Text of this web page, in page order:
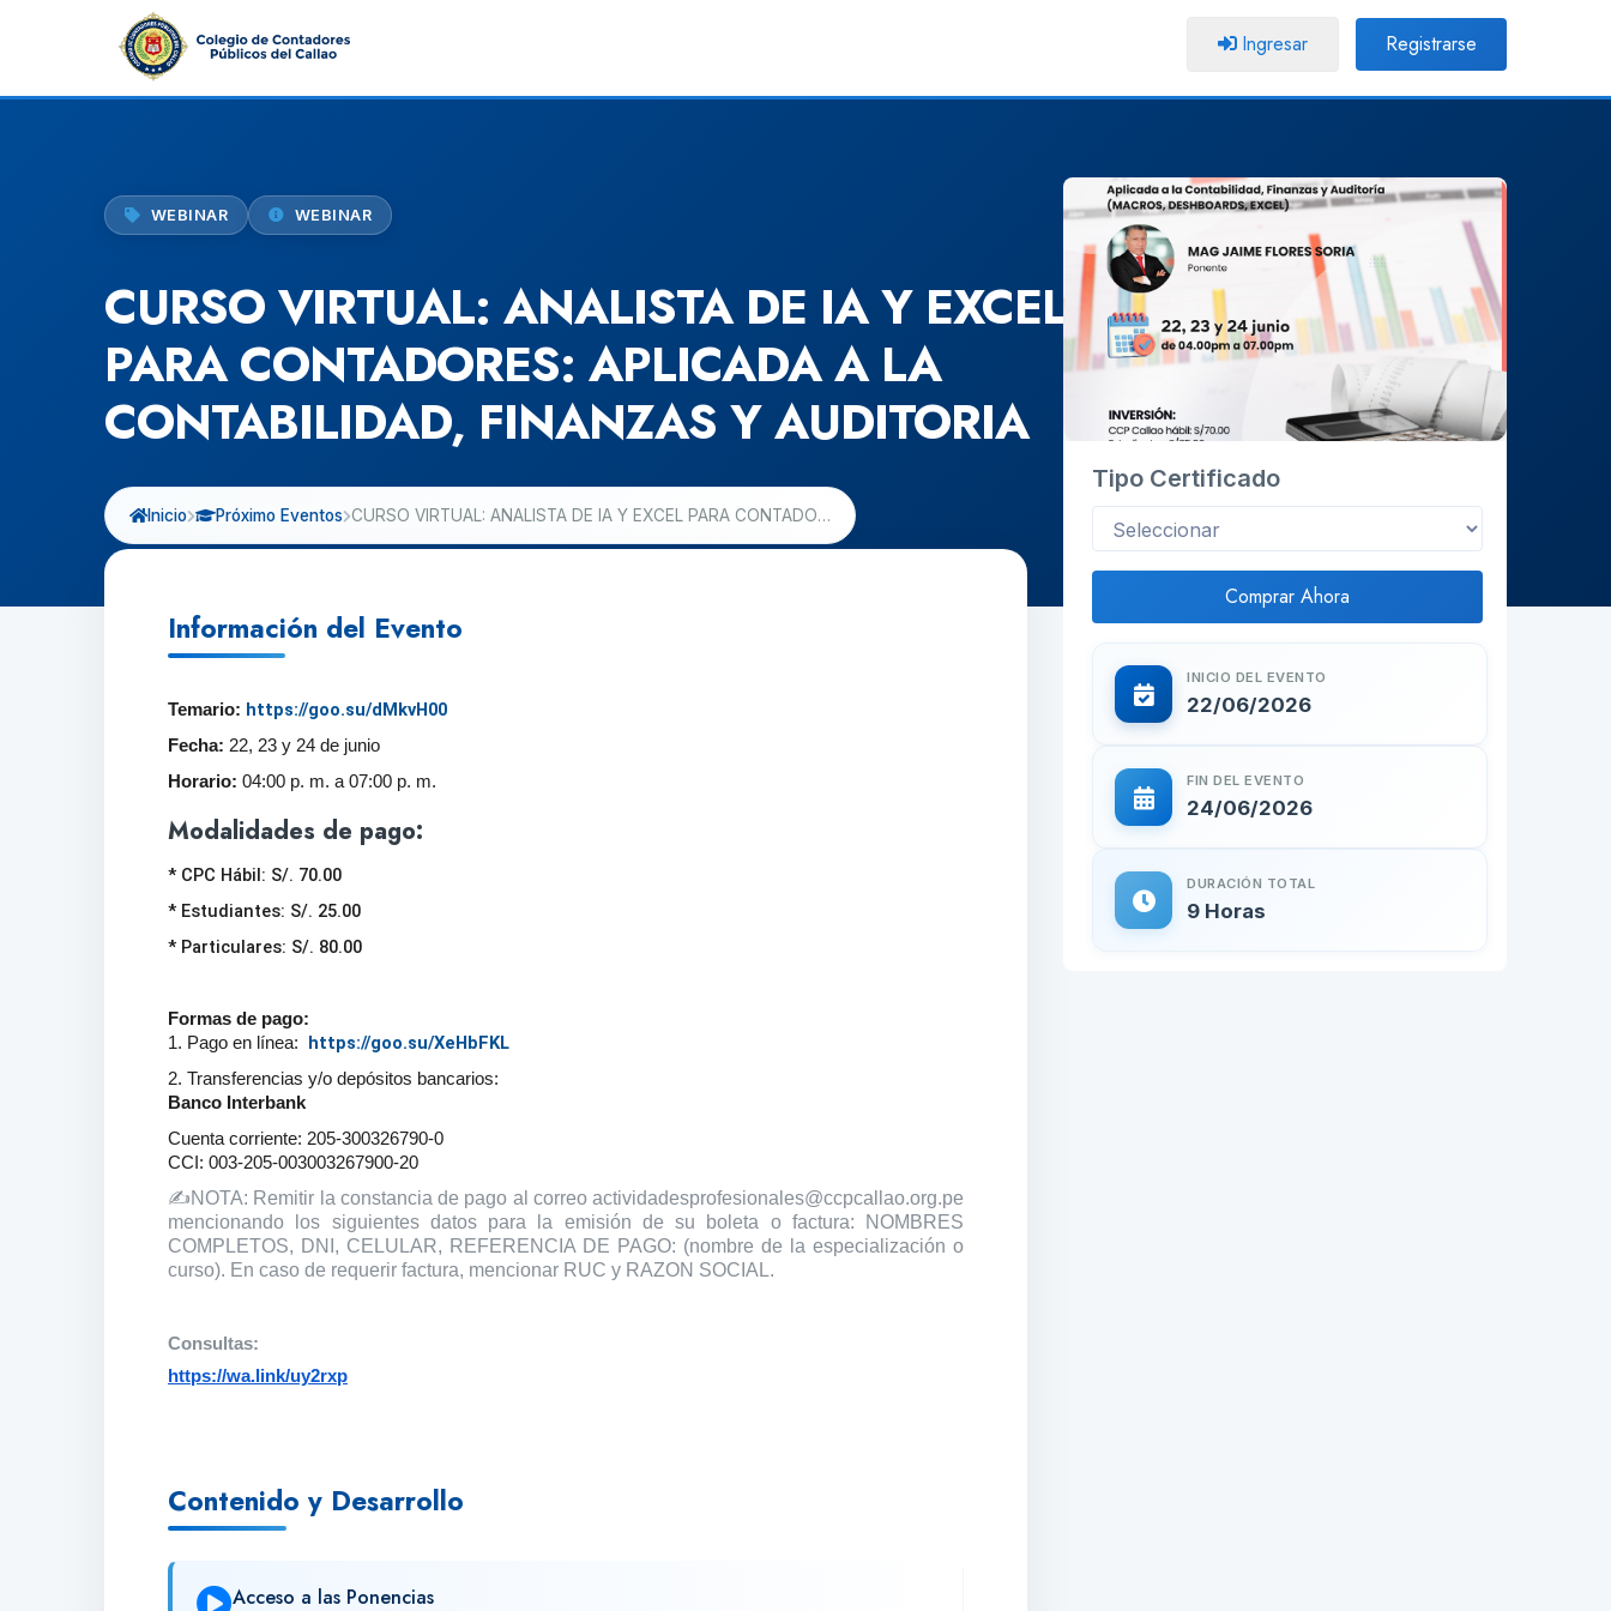
Ingresar Registrarse
WEBINAR WEBINAR
CURSO VIRTUAL: ANALISTA DE IA Y EXCEL
PARA CONTADORES: APLICADA A LA
CONTABILIDAD, FINANZAS Y AUDITORIA
Inicio Próximo Eventos CURSO VIRTUAL: ANALISTA DE IA Y EXCEL PARA CONTADORES: APLICADA A LA CONTABILIDAD, FINANZAS Y AUDITORIA
Información del Evento
Temario: https://goo.su/dMkvH00
Fecha: 22, 23 y 24 de junio
Horario: 04:00 p. m. a 07:00 p. m.
Modalidades de pago:
* CPC Hábil: S/. 70.00
* Estudiantes: S/. 25.00
* Particulares: S/. 80.00
Formas de pago:
1. Pago en línea:
https://goo.su/XeHbFKL
2. Transferencias y/o depósitos bancarios:
Banco Interbank
Cuenta corriente: 205-300326790-0
CCI: 003-205-003003267900-20
✍NOTA: Remitir la constancia de pago al correo actividadesprofesionales@ccpcallao.org.pe
mencionando los siguientes datos para la emisión de su boleta o factura: NOMBRES
COMPLETOS, DNI, CELULAR, REFERENCIA DE PAGO: (nombre de la especialización o
curso). En caso de requerir factura, mencionar RUC y RAZON SOCIAL.
Consultas:
https://wa.link/uy2rxp
Contenido y Desarrollo
Acceso a las Ponencias
Tipo Certificado
Comprar Ahora
INICIO DEL EVENTO
22/06/2026
FIN DEL EVENTO
24/06/2026
DURACIÓN TOTAL
9 Horas